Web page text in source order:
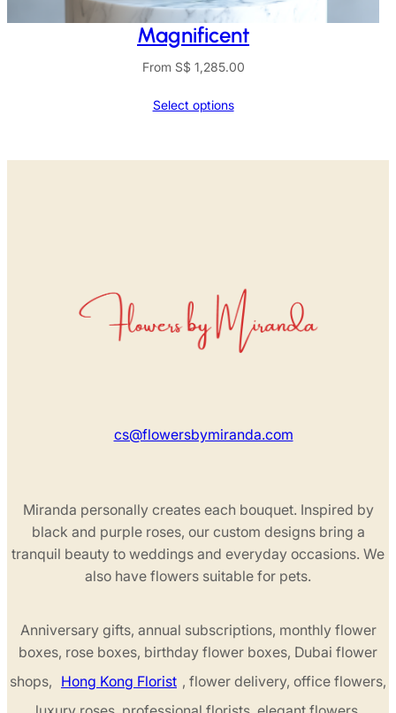
Magnificent
From S$ 1,285.00
Select options
cs@flowersbymiranda.com
Miranda personally creates each bouquet. Inspired by
black and purple roses, our custom designs bring a
tranquil beauty to weddings and everyday occasions. We
also have flowers suitable for pets.
Anniversary gifts, annual subscriptions, monthly flower
boxes, rose boxes, birthday flower boxes, Dubai flower
shops, Hong Kong Florist , flower delivery, office flowers,